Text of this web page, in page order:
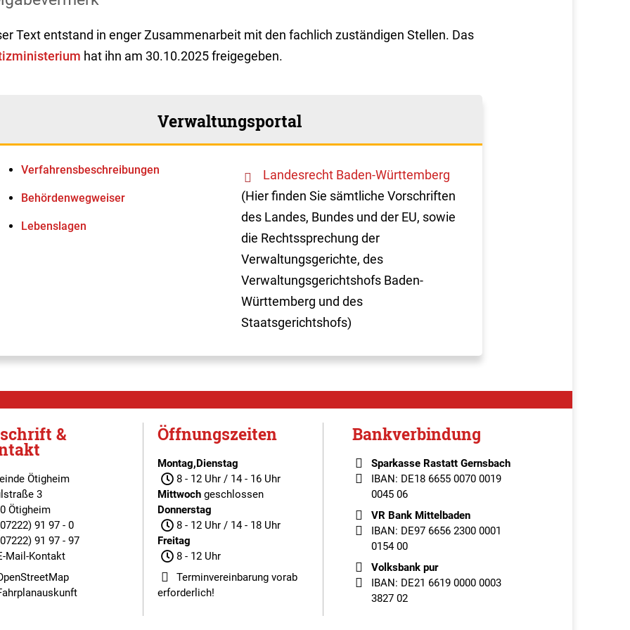
Text entstand in enger Zusammenarbeit mit den fachlich zuständigen Stellen. Das
hat ihn am 30.10.2025 freigegeben.
Verwaltungsportal
Verfahrens­beschreibungen
Behördenwegweiser
Lebenslagen
Landesrecht Baden-Württemberg
(Hier finden Sie sämtliche Vorschriften
des Landes, Bundes und der EU, sowie
die Rechtssprechung der
Verwaltungsgerichte, des
Verwaltungsgerichtshofs Baden-
Württemberg und des
Staatsgerichtshofs)
&
Ötigheim
3
Ötigheim
91 97 - 0
91 97 - 97
Mail-Kontakt
Öffnungszeiten
Montag,Dienstag
8 - 12 Uhr / 14 - 16 Uhr
Mittwoch geschlossen
Donnerstag
8 - 12 Uhr / 14 - 18 Uhr
Freitag
8 - 12 Uhr
Terminvereinbarungvorab
erforderlich!
Bankverbindung
Sparkasse Rastatt Gernsbach
IBAN: DE18 6655 0070 0019
0045 06
VR Bank Mittelbaden
IBAN: DE97 6656 2300 0001
0154 00
Volksbank pur
IBAN: DE21 6619 0000 0003
3827 02